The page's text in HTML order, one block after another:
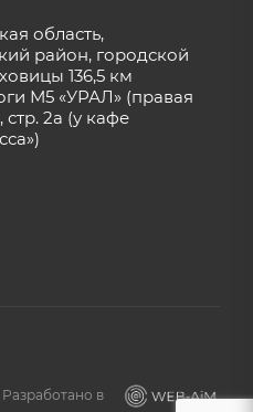
область,
район, городской
136,5 км
М5 «УРАЛ» (правая
стр. 2а (у кафе
Разработано в